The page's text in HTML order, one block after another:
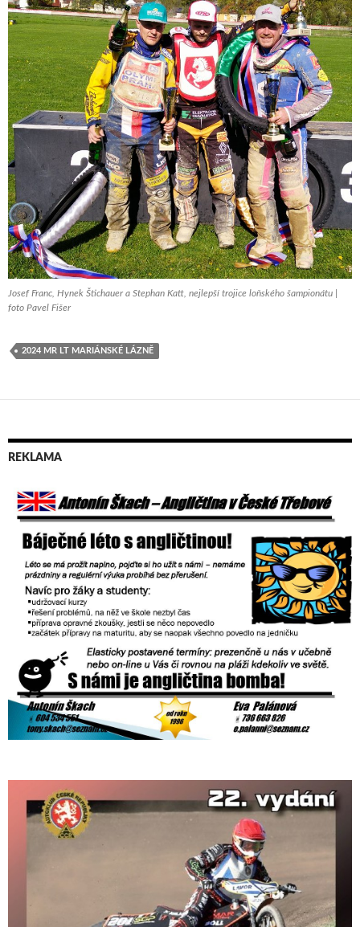
Josef Franc, Hynek Štichauer a Stephan Katt, nejlepší trojice loňského šampionátu |
foto Pavel Fišer
2024 MR LT MARIÁNSKÉ LÁZNĚ
REKLAMA